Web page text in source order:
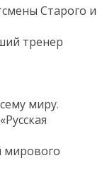
Старого и
тренер
миру.
мирового